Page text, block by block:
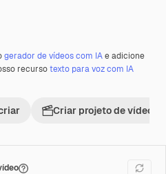
gerador de vídeos com IAe adicione
recursotexto para voz com IA
Criar projeto de vídeo